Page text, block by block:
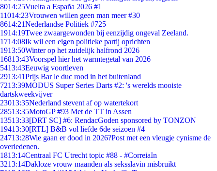
8014:25Vuelta a España 2026 #1
11014:23Vrouwen willen geen man meer #30
8614:21Nederlandse Politiek #725
1914:19Twee zwaargewonden bij eenzijdig ongeval Zeeland.
1714:08Ik wil een eigen politieke partij oprichten
1913:50Winter op het zuidelijk halfrond 2026
16813:43Voorspel hier het warmtegetal van 2026
5413:43Eeuwig voortleven
2913:41Prijs Bar le duc rood in het buitenland
7213:39MODUS Super Series Darts #2: 's werelds mooiste
dartskweekvijver
23013:35Nederland stevent af op watertekort
28513:35MotoGP #93 Met de TT in Assen
13513:33[DRT SC] #6: RendacGoden sponsored by TONZON
19413:30[RTL] B&B vol liefde 6de seizoen #4
24713:28Wie gaan er dood in 2026?Post met een vleugje cynisme de
overledenen.
1813:14Centraal FC Utrecht topic #88 - #CorreiaIn
3213:14Dakloze vrouw maanden als seksslavin misbruikt